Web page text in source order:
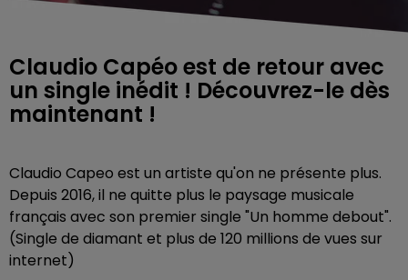
Claudio Capéo est de retour avec
un single inédit ! Découvrez-le dès
maintenant !
Claudio Capeo est un artiste qu'on ne présente plus.
Depuis 2016, il ne quitte plus le paysage musicale
français avec son premier single "Un homme debout".
(Single de diamant et plus de 120 millions de vues sur
internet)